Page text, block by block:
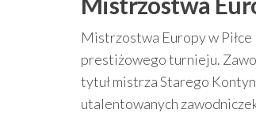
Mistrzostwa Europy w
prestiżowego turnieju.
tytuł mistrza Starego
utalentowanych